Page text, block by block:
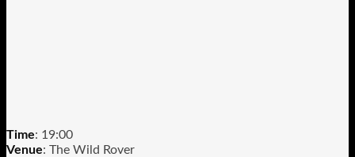
Time: 19:00
Venue: The Wild Rover